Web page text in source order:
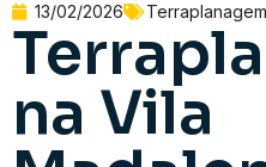
13/02/2026 Terraplanagem
na Vila